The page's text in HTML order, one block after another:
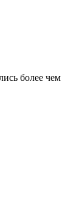
более чем